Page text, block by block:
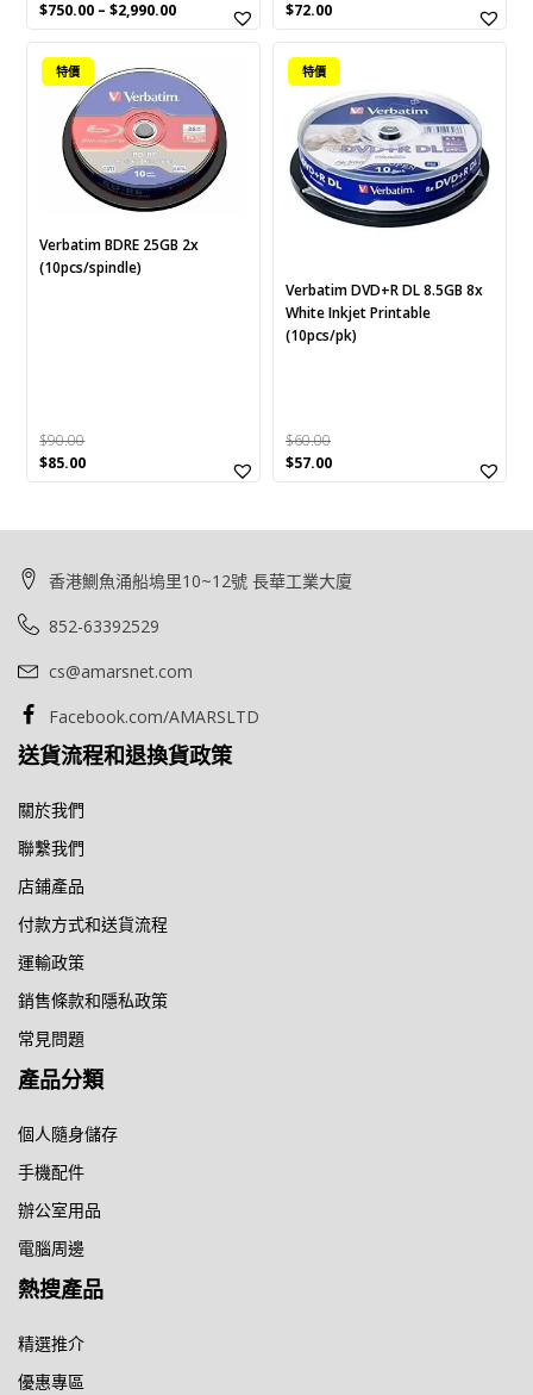
$750.00 –$2,990.00
Original
was:
$75.00.
$72.00Current
is:
$72.00.
特價
Verbatim BDRE 25GB 2x
(10pcs/spindle)
$90.00
Original
$90.00.
$85.00Current
$85.00.
特價
Verbatim DVD+R DL 8.5GB 8x
White Inkjet Printable
(10pcs/pk)
$60.00
Original
$60.00.
$57.00Current
$57.00.
香港鰂魚涌船塢里10~12號 長華工業大廈
852-63392529
cs@amarsnet.com
Facebook.com/AMARSLTD
送貨流程和退換貨政策
關於我們
聯繫我們
店鋪產品
付款方式和送貨流程
運輸政策
銷售條款和隱私政策
常見問題
產品分類
個人隨身儲存
手機配件
辦公室用品
電腦周邊
熱搜產品
精選推介
優惠專區